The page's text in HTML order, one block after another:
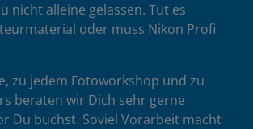
nicht alleine gelassen. Tut es
oder muss Nikon Profi
zu jedem Fotoworkshop und zu
beraten wir Dich sehr gerne
Du buchst. Soviel Vorarbeit macht